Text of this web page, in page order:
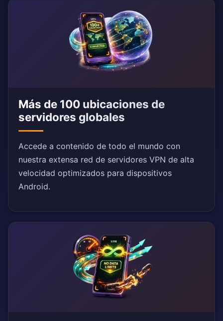
Más de 100 ubicaciones de
servidores globales
Accede a contenido de todo el mundo con
nuestra extensa red de servidores VPN de alta
velocidad optimizados para dispositivos
Android.